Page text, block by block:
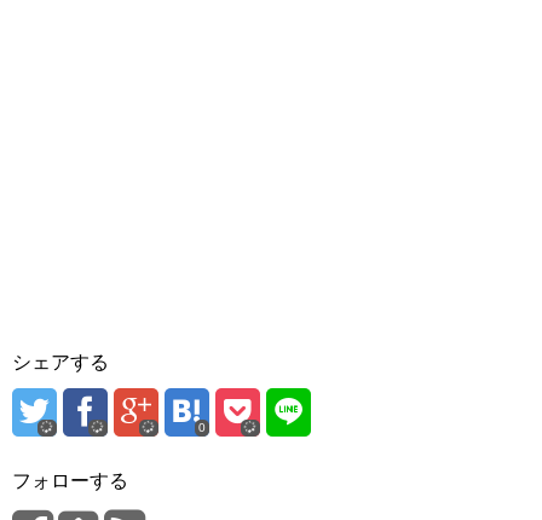
シェアする
0
フォローする